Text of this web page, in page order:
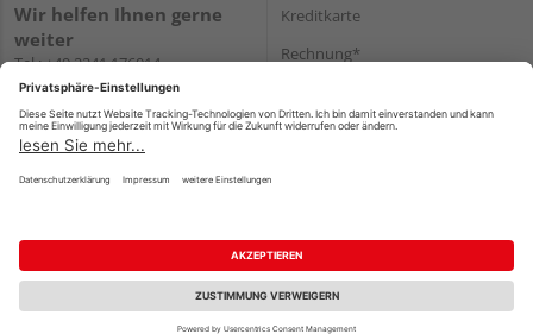
Wir helfen Ihnen gerne
weiter
Tel.:+49 2241 176014
E-Mail:shopbestellung@holz-
schyns.de
Kreditkarte
Rechnung*
Versand
Impressum AGB Widerruf
Datenschutz
Reservierungsbedingungen
Vertrag widerrufen